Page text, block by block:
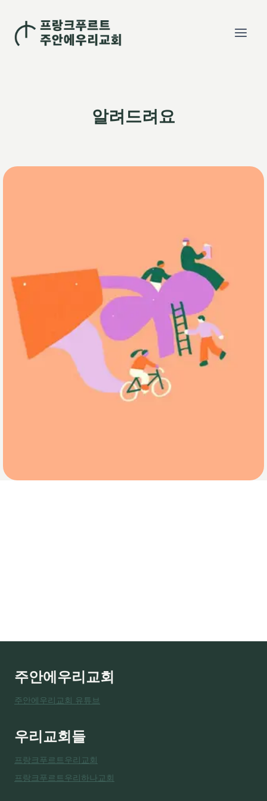
content
알려드려요
주안에우리교회
주안에우리교회 유튜브
우리교회들
프랑크푸르트우리교회
프랑크푸르트우리하나교회